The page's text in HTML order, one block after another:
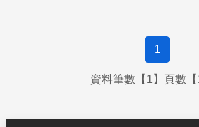
1
資料筆數【1】頁數【